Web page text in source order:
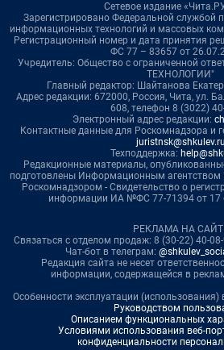
Сетевое издание
Зарегистрировано Федеральной службой
информационных технологий и массовых
Регистрационный номер и дата принятия
ФС 77 – 83657 от
Учредитель: Общество с ограниченной
ТЕХНОЛОГИИ"
Главный редактор: Шайтанова
Адрес редакции: 672000, Россия, Чита, ул.
608, телефон 8 (3022)
Электронный адрес редакции:
Контактные данные для Роскомнадзора и
juristnsk@shkulev.ru
Техподдержка:
Редакционные материалы,
подготовлены Информационным агентством
Роскомнадзором - Свидетельство о
информации ИА №ФС 77-71394 от 17
РЕКЛАМА НА
Связаться с отделом продаж: 8 (30-22) 40-
Чат-бот в телеграм:
Редакция сайта не несет
информации, содержащейся в
Особенности эксплуатации (использования)
Руководством
Описанием функциональных
Условиями использования веб-
конфиденциальности